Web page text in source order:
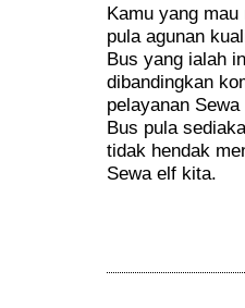
Kamu yang
pula agunan
Bus yang ialah
dibandingkan
pelayanan
Bus pula
tidak hendak
Sewa elf kita.